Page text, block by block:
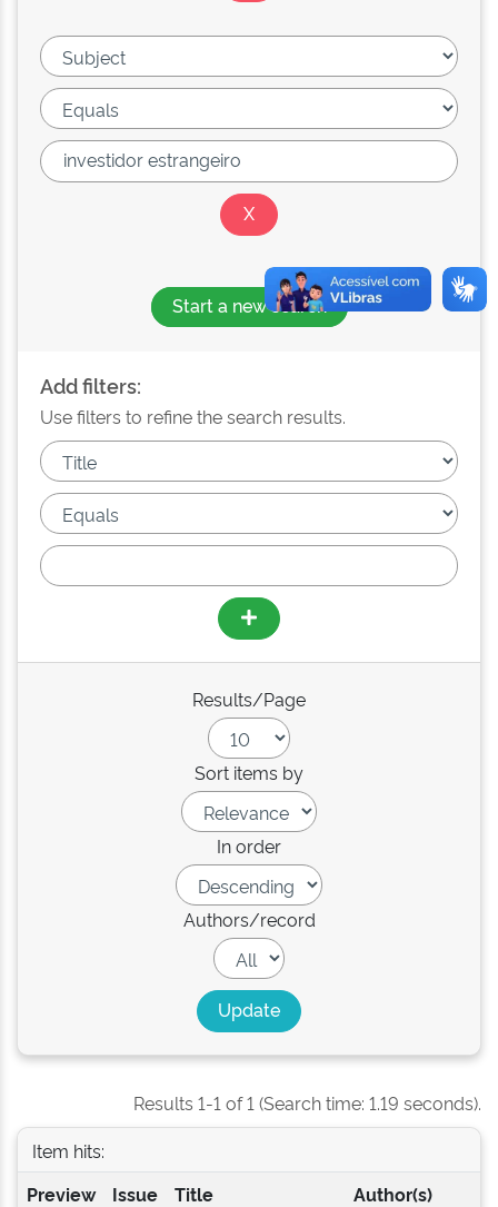
Start a new search
Add filters:
Use filters to refine the search results.
Results/Page
Sort items by
In order
Authors/record
Results 1-1 of 1 (Search time: 1.19 seconds).
Item hits:
Preview
Issue
Title Author(s)